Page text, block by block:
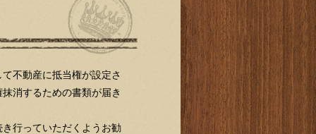
不動産に抵当権が設定さ
消するための書類が届き
行っていただくようお勧